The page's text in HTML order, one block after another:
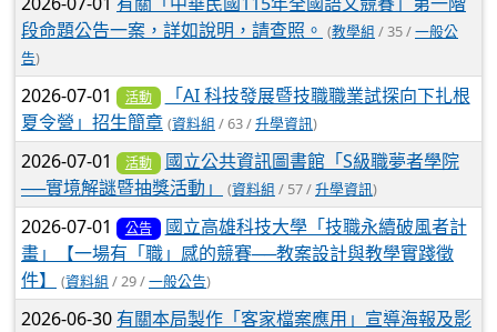
段命題公告一案，詳如說明，請查照。 (教學組 / 35 /一般公
告)
2026-07-01 活動
「AI 科技發展暨技職職業試探向下扎根
夏令營」招生簡章 (資料組 / 63 /升學資訊)
2026-07-01 活動
國立公共資訊圖書館「S級職夢者學院
──實境解謎暨抽獎活動」
(資料組 / 57 /升學資訊)
2026-07-01 公告
國立高雄科技大學「技職永續破風者計
畫」【一場有「職」感的競賽──教案設計與教學實踐徵
件】
(資料組 / 29 /一般公告)
2026-06-30 有關本局製作「客家檔案應用」宣導海報及影